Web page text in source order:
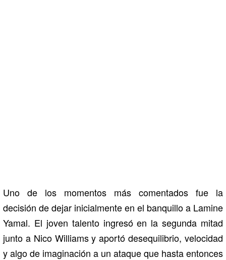
Uno de los momentos más comentados fue la
decisión de dejar inicialmente en el banquillo a Lamine
Yamal. El joven talento ingresó en la segunda mitad
junto a Nico Williamsy aportó desequilibrio, velocidad
y algo de imaginación a un ataque que hasta entonces